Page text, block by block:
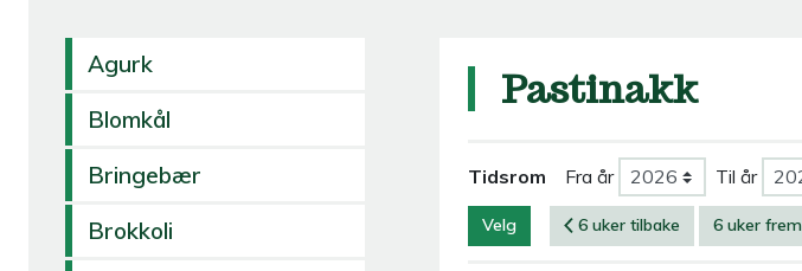
Agurk
Blomkål
Bringebær
Brokkoli
Pastinakk
Tidsrom Fra år Til år
Velg 6 uker tilbake 6 uker frem